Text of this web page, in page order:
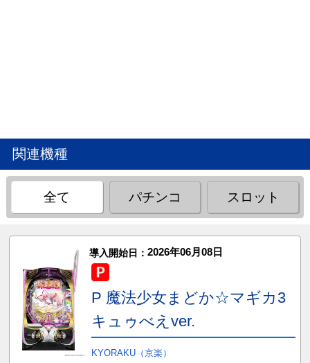
関連機種
全て パチンコ スロット
導入開始日： 2026年06月08日
P 魔法少女まどか☆マギカ3
キュゥべえver.
KYORAKU（京楽）